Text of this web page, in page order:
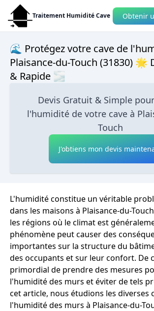
Traitement Humidité Cave Obtenir
🌊 Protégez votre cave de
Plaisance-du-Touch (31830) 🌟
& Rapide 🌫
Devis Gratuit & Simple
l'humidité de votre cave à
Touch
J'obtiens mon devis
L'humidité constitue un véritable
dans les maisons à Plaisance-du-
les régions où le climat est
phénomène peut causer des
importantes sur la structure du
des occupants et sur leur confort. De
primordial de prendre des mesures
l'humidité des murs et éviter de tels
cet article, nous étudions les diverses
l'humidité des murs à Plaisance-du-